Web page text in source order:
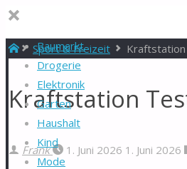
Baumarkt
Drogerie
Elektronik
Garten
Haushalt
Kind
Mode
StartSport & Freizeit Kraftstation
Kraftstation
Frank 1. Juni 2026 1. Juni 2026